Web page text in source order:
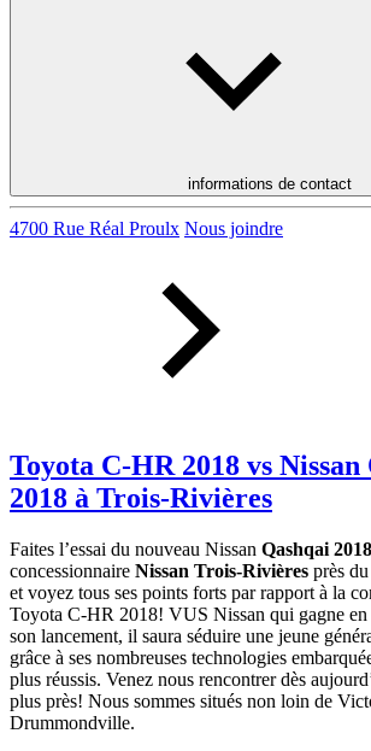
informations de contact
4700 Rue Réal Proulx Nous joindre
Toyota C-HR 2018 vs Nissan
2018 à Trois-Rivières
Faites l’essai du nouveau Nissan Qashqai 2018
concessionnaire Nissan Trois-Rivières près
et voyez tous ses points forts par rapport à la
Toyota C-HR 2018! VUS Nissan qui gagne en
son lancement, il saura séduire une jeune
grâce à ses nombreuses technologies
plus réussis. Venez nous rencontrer dès
plus près! Nous sommes situés non loin de
Drummondville.